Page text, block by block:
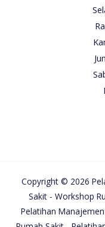
Copyright © 2026
Sakit - Workshop
Pelatihan